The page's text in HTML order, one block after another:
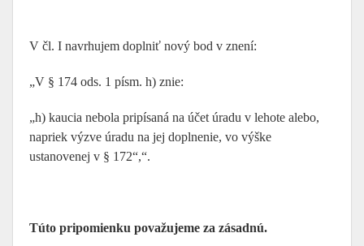
V čl. I navrhujem doplniť nový bod v znení:
„V § 174 ods. 1 písm. h) znie:
„h) kaucia nebola pripísaná na účet úradu v lehote alebo,
napriek výzve úradu na jej doplnenie, vo výške
ustanovenej v § 172“,“.
Túto pripomienku považujeme za zásadnú.